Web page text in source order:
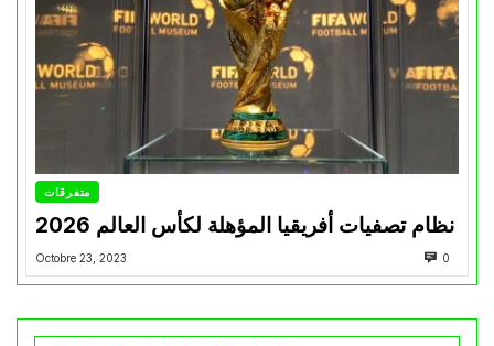
متفرقات
نظام تصفيات أفريقيا المؤهلة لكأس العالم 2026
Octobre 23, 2023 0